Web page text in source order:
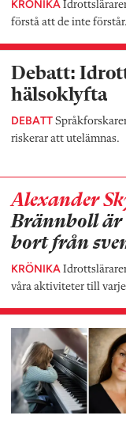
KRÖNIKA
förstå att de inte förstår.
Debatt:
hälsoklyfta
DEBATT
riskerar att utelämnas.
Alexander
Brännboll är
bort från
KRÖNIKA
våra aktiviteter till